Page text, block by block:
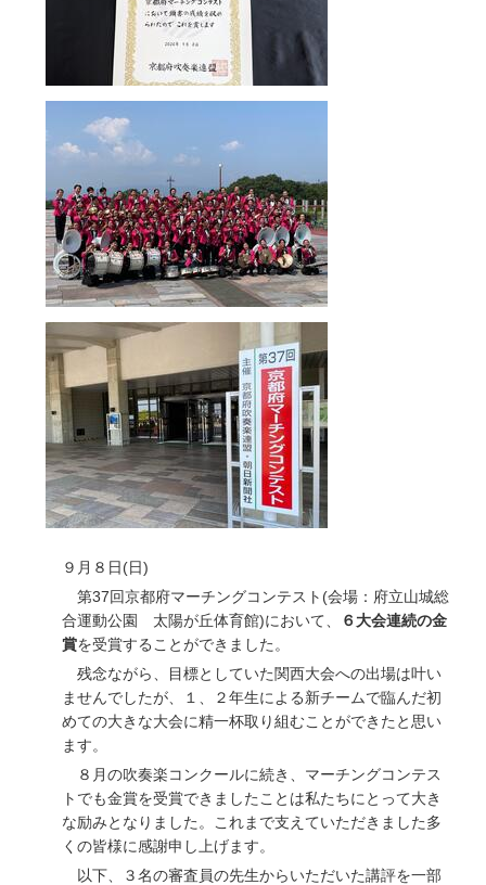
９月８日(日)
第37回京都府マーチングコンテスト(会場：府立山城総
合運動公園 太陽が丘体育館)において、
６大会連続の金
賞を受賞することができました。
残念ながら、目標としていた関西大会への出場は叶い
ませんでしたが、１、２年生による新チームで臨んだ初
めての大きな大会に精一杯取り組むことができたと思い
ます。
８月の吹奏楽コンクールに続き、マーチングコンテス
トでも金賞を受賞できましたことは私たちにとって大き
な励みとなりました。これまで支えていただきました多
くの皆様に感謝申し上げます。
以下、３名の審査員の先生からいただいた講評を一部